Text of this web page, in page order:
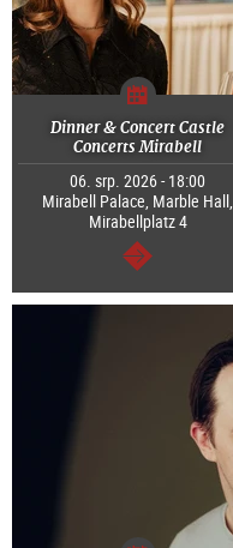
Dinner & Concert Castle
Concerts Mirabell
06. srp. 2026 - 18:00
Mirabell Palace, Marble Hall,
Mirabellplatz 4
continue